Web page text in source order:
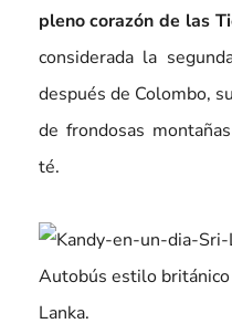
pleno corazón de las
considerada la
después de Colombo,
de frondosas
té.
Autobús estilo británico
Lanka.